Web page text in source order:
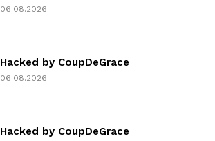
06.08.2026
Hacked by CoupDeGrace
06.08.2026
Hacked by CoupDeGrace